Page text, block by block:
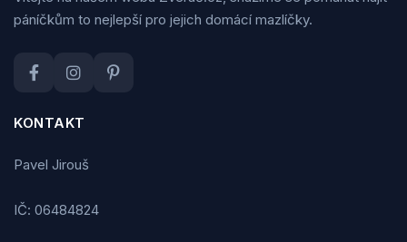
páníčkům to nejlepší pro jejich domácí mazlíčky.
KONTAKT
Pavel Jirouš
IČ: 06484824